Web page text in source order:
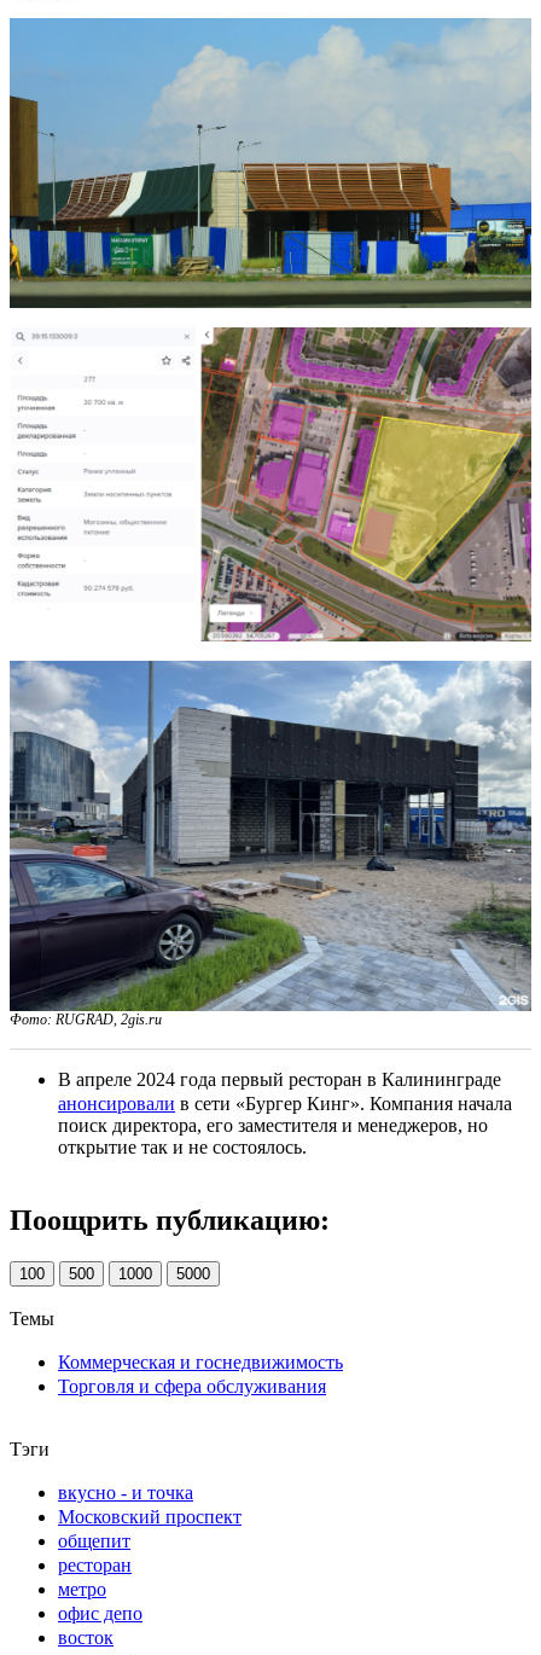
Фото: RUGRAD, 2gis.ru
В апреле 2024 года первый ресторан в Калининграде
анонсировали в сети «Бургер Кинг». Компания начала
поиск директора, его заместителя и менеджеров, но
открытие так и не состоялось.
Поощрить публикацию:
100 500 1000 5000
Темы
Коммерческая и госнедвижимость
Торговля и сфера обслуживания
Тэги
вкусно - и точка
Московский проспект
общепит
ресторан
метро
офис депо
восток